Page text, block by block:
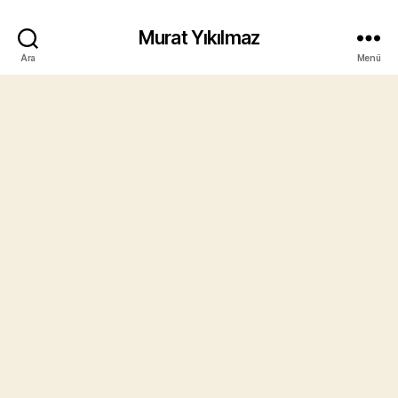
Ara
Murat Yıkılmaz
Menü